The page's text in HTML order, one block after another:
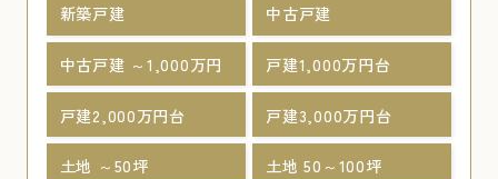
新築戸建 中古戸建
中古戸建 ～1,000万円 戸建1,000万円台
戸建2,000万円台 戸建3,000万円台
土地 ～50坪 土地 50～100坪